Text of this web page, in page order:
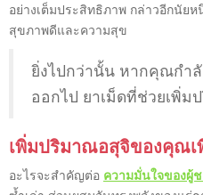
อย่างเต็มประสิทธิภาพ กล่าวอีกนัย
สุขภาพดีและความสุข
ยิ่งไปกว่านั้น หากคุณกำ
ออกไป ยาเม็ดที่ช่วยเพิ่
เพิ่มปริมาณอสุจิของคุณ
อะไรจะสำคัญต่อ ความมั่นใจของผู้